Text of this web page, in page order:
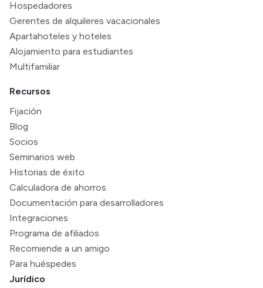
Hospedadores
Gerentes de alquileres vacacionales
Apartahoteles y hoteles
Alojamiento para estudiantes
Multifamiliar
Recursos
Fijación
Blog
Socios
Seminarios web
Historias de éxito
Calculadora de ahorros
Documentación para desarrolladores
Integraciones
Programa de afiliados
Recomiende a un amigo
Para huéspedes
Jurídico